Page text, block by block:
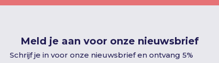
Meld je aan voor onze nieuwsbrief
Schrijf je in voor onze nieuwsbrief en ontvang 5%